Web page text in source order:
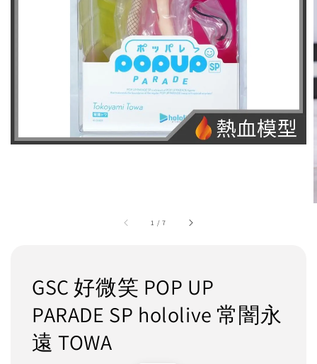
1 /7
GSC 好微笑 POP UP
PARADE SP hololive 常闇永
遠 TOWA